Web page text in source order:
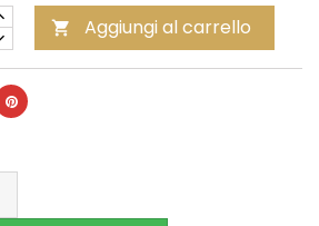
 Aggiungi al carrello